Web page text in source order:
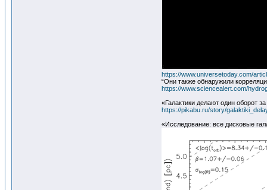
https://www.universetoday.com/
“Они также обнаружили
https://www.sciencealert.com/
«Галактики делают один оборот
https://pikabu.ru/story/
«Исследование: все дисковые